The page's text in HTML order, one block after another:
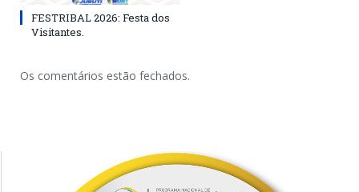
FESTRIBAL 2026: Festa dos
Visitantes.
Os comentários estão fechados.